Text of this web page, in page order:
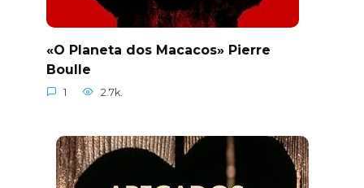
«O Planeta dos Macacos» Pierre
Boulle
1 2.7k.